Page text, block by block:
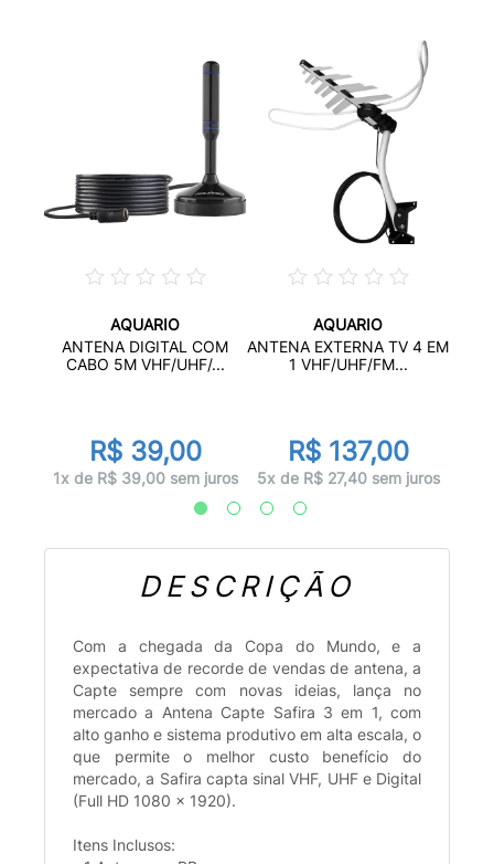
AQUARIO
ANTENA DIGITAL COM
CABO 5M VHF/UHF/...
R$ 39,00
1x de R$ 39,00 sem juros
AQUARIO
ANTENA EXTERNA TV 4 EM
1 VHF/UHF/FM...
R$ 137,00
5x de R$ 27,40 sem juros
DESCRIÇÃO
Com a chegada da Copa do Mundo, e a
expectativa de recorde de vendas de antena, a
Capte sempre com novas ideias, lança no
mercado a Antena Capte Safira 3 em 1, com
alto ganho e sistema produtivo em alta escala, o
que permite o melhor custo benefício do
mercado, a Safira capta sinal VHF, UHF e Digital
(Full HD 1080 x 1920).
Itens Inclusos: